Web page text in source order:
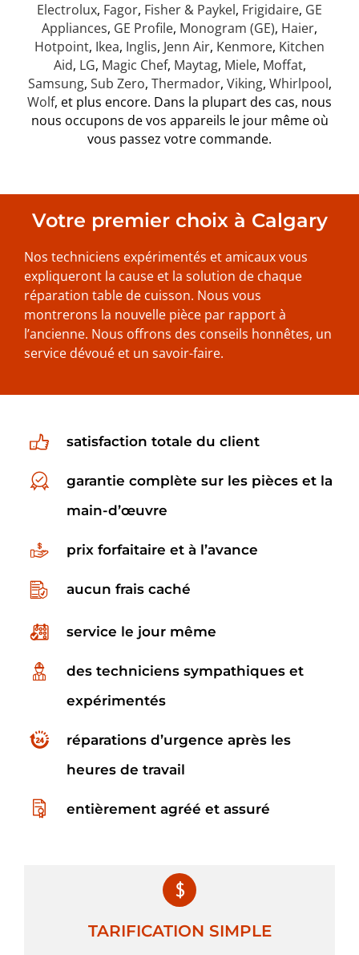
Electrolux, Fagor, Fisher & Paykel, Frigidaire, GE
Appliances, GE Profile, Monogram (GE), Haier,
Hotpoint, Ikea, Inglis, Jenn Air, Kenmore, Kitchen
Aid, LG, Magic Chef, Maytag, Miele, Moffat,
Samsung, Sub Zero, Thermador, Viking, Whirlpool,
Wolf, et plus encore. Dans la plupart des cas, nous
nous occupons de vos appareils le jour même où
vous passez votre commande.
Votre premier choix à Calgary
Nos techniciens expérimentés et amicaux vous
expliqueront la cause et la solution de chaque
réparation table de cuisson. Nous vous
montrerons la nouvelle pièce par rapport à
l’ancienne. Nous offrons des conseils honnêtes, un
service dévoué et un savoir-faire.
satisfaction totale du client
garantie complète sur les pièces et la
main-d’œuvre
prix forfaitaire et à l’avance
aucun frais caché
service le jour même
des techniciens sympathiques et
expérimentés
réparations d’urgence après les
heures de travail
entièrement agréé et assuré
TARIFICATION SIMPLE